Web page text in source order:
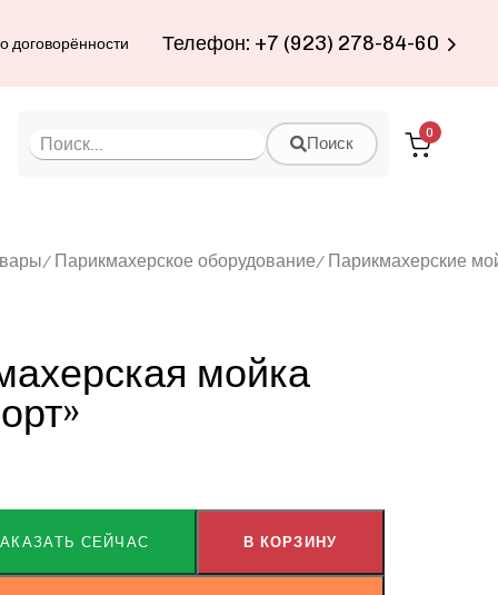
договорённости Телефон: +7 (923) 278-84-60
Поиск
0
Парикмахерское оборудование Парикмахерские
мойка
СЕЙЧАС В КОРЗИНУ